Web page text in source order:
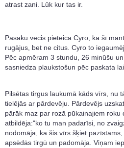
atrast zani. Lūk kur tas ir.
Pasaku vecis pieteica Cyro, ka šī
rugājus, bet ne citus. Cyro to
Pēc apmēram 3 stundu, 26 minūšu
sasniedza plaukstošun pēc paskata
Pilsētas tirgus laukumā kāds vīrs, nu
tielējās ar pārdevēju. Pārdevējs
pārāk maz par rozā pūkainajiem roku
atbildēja:"ko tu man padarīsi, no
nodomāja, ka šis vīrs šķiet
apsēdās tirgū un padomāja. Viņam